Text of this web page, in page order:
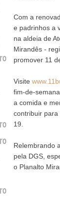
Com a
e padrinhos a
na aldeia de
Mirandês -
promover 11
Visite
a comida e
contribuir
19.
Relembrando
pela DGS,
o Planalto